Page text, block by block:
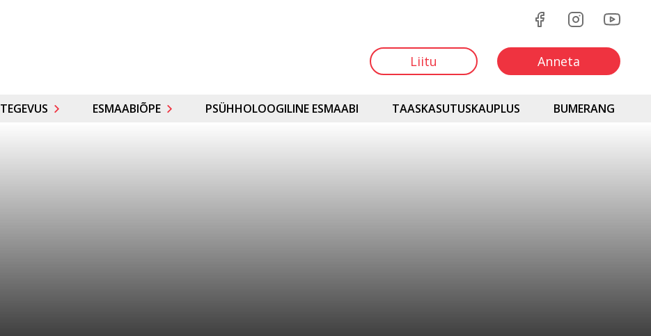
Liitu Anneta
TEGEVUS ESMAABIÕPE PSÜHHOLOOGILINE ESMAABI TAASKASUTUSKAUPLUS BUMERANG